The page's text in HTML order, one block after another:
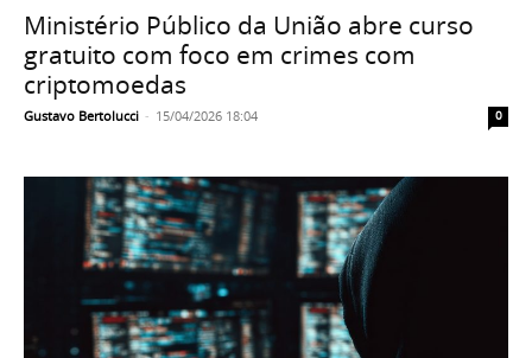
Ministério Público da União abre curso
gratuito com foco em crimes com
criptomoedas
Gustavo Bertolucci - 15/04/2026 18:04 0